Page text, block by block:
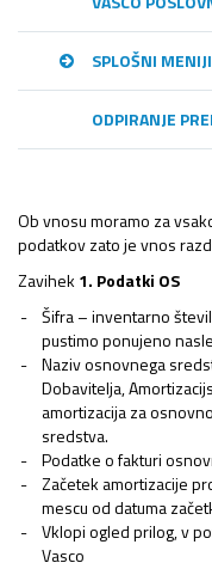
SPLOŠNI
ODPIRANJE
Ob vnosu moramo za
podatkov zato je vnos
Zavihek 1. Podatki OS
Šifra – inventarno
pustimo ponujeno
Naziv osnovnega
Dobavitelja,
amortizacija za
sredstva.
Podatke o fakturi
Začetek amortizacije
mescu od datuma
Vklopi ogled prilog, v
Vasco